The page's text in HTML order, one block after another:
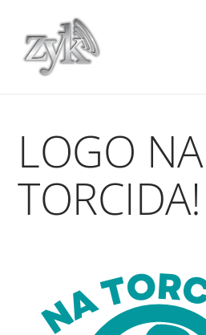
content
LOGO NA
TORCIDA!